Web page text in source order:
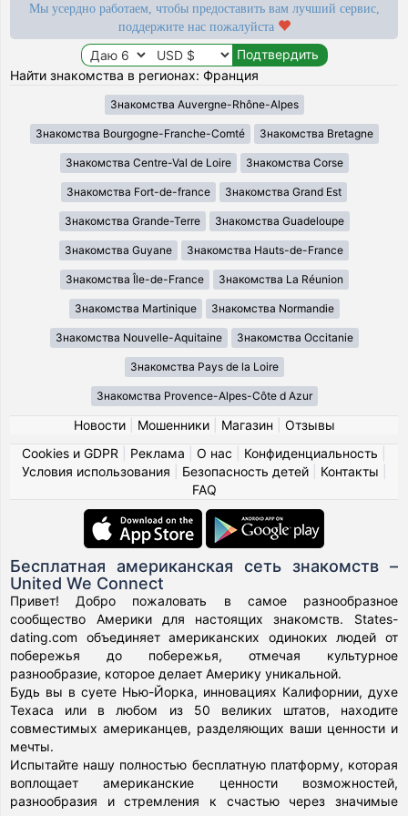
Мы усердно работаем, чтобы предоставить вам лучший сервис,
поддержите нас пожалуйста
Найти знакомства в регионах: Франция
Знакомства Auvergne-Rhône-Alpes
Знакомства Bourgogne-Franche-Comté Знакомства Bretagne
Знакомства Centre-Val de Loire Знакомства Corse
Знакомства Fort-de-france Знакомства Grand Est
Знакомства Grande-Terre Знакомства Guadeloupe
Знакомства Guyane Знакомства Hauts-de-France
Знакомства Île-de-France Знакомства La Réunion
Знакомства Martinique Знакомства Normandie
Знакомства Nouvelle-Aquitaine Знакомства Occitanie
Знакомства Pays de la Loire
Знакомства Provence-Alpes-Côte d Azur
Новости| Мошенники| Магазин
Отзывы
Cookies и GDPR
Реклама О нас Конфиденциальность
Условия использования
Безопасность детей| Контакты
FAQ
Бесплатная американская сеть знакомств –
United We Connect
Привет! Добро пожаловать в самое разнообразное
сообщество Америки для настоящих знакомств. States-
dating.com объединяет американских одиноких людей от
побережья до побережья, отмечая культурное
разнообразие, которое делает Америку уникальной.
Будь вы в суете Нью-Йорка, инновациях Калифорнии, духе
Техаса или в любом из 50 великих штатов, находите
совместимых американцев, разделяющих ваши ценности и
мечты.
Испытайте нашу полностью бесплатную платформу, которая
воплощает американские ценности возможностей,
разнообразия и стремления к счастью через значимые